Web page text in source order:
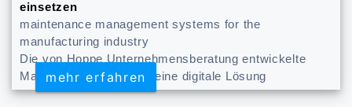
einsetzen
maintenance management systems for the
manufacturing industry
Die von Hoppe Unternehmensberatung entwickelte
Maintenance App bietet eine digitale Lösung
mehr erfahren
mehr erfahren